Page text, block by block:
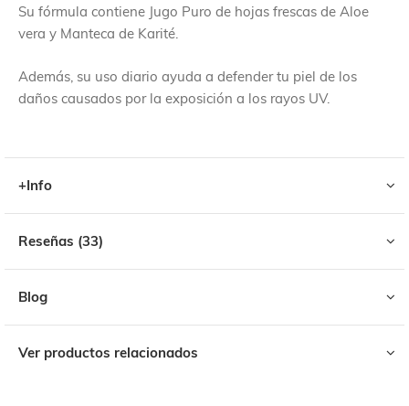
Su fórmula contiene Jugo Puro de hojas frescas de Aloe
vera y Manteca de Karité.
Además, su uso diario ayuda a defender tu piel de los
daños causados por la exposición a los rayos UV.
+Info
Reseñas 33
Blog
Ver productos relacionados